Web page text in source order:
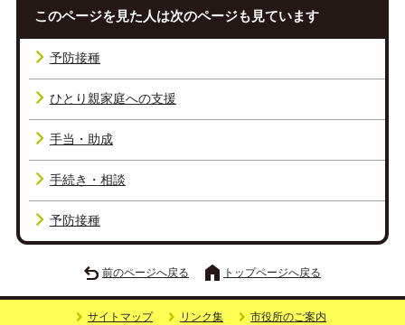
このページを見た人は次のページも見ています
予防接種
ひとり親家庭への支援
手当・助成
手続き・相談
予防接種
前のページへ戻る トップページへ戻る
サイトマップ リンク集 市役所のご案内